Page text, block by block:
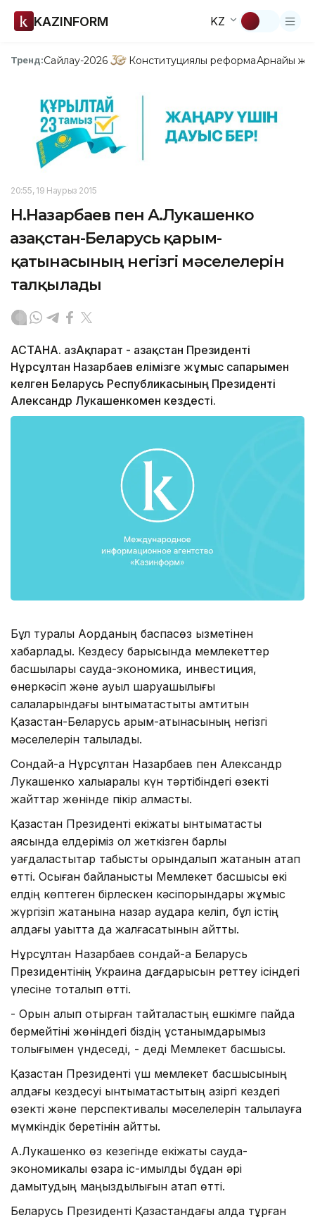
KAZINFORM KZ
Тренд:Сайлау-2026 Конституциялық реформаАрнайы
20:55, 19 Наурыз 2015
Н.Назарбаев пен А.Лукашенко
Қазақстан-Беларусь қарым-
қатынасының негізгі мәселелерін
талқылады
АСТАНА. ҚазАқпарат - Қазақстан Президенті
Нұрсұлтан Назарбаев елімізге жұмыс сапарымен
келген Беларусь Республикасының Президенті
Александр Лукашенкомен кездесті.
Бұл туралы Ақорданың баспасөз қызметінен
хабарлады. Кездесу барысында мемлекеттер
басшылары сауда-экономика, инвестиция,
өнеркәсіп және ауыл шаруашылығы
салаларындағы ынтымақтастықты қамтитын
Қазақстан-Беларусь қарым-қатынасының негізгі
мәселелерін талқылады.
Сондай-ақ Нұрсұлтан Назарбаев пен Александр
Лукашенко халықаралық күн тәртібіндегі өзекті
жайттар жөнінде пікір алмасты.
Қазақстан Президенті екіжақты ынтымақтастық
аясында елдеріміз қол жеткізген барлық
уағдаластықтар табысты орындалып жатқанын атап
өтті. Осыған байланысты Мемлекет басшысы екі
елдің көптеген бірлескен кәсіпорындары жұмыс
жүргізіп жатқанына назар аудара келіп, бұл істің
алдағы уақытта да жалғасатынын айтты.
Нұрсұлтан Назарбаев сондай-ақ Беларусь
Президентінің Украина дағдарысын реттеу ісіндегі
үлесіне тоқталып өтті.
- Орын алып отырған тайталастың ешкімге пайда
бермейтіні жөніндегі біздің ұстанымдарымыз
толығымен үндеседі, - деді Мемлекет басшысы.
Қазақстан Президенті үш мемлекет басшысының
алдағы кездесуі ынтымақтастықтың қазіргі кездегі
өзекті және перспективалық мәселелерін талқылауға
мүмкіндік беретінін айтты.
А.Лукашенко өз кезегінде екіжақты сауда-
экономикалық өзара іс-қимылды бұдан әрі
дамытудың маңыздылығын атап өтті.
Беларусь Президенті Қазақстандағы алда тұрған